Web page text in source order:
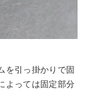
を引っ掛かりで固
よっては固定部分